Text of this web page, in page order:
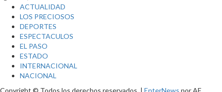
ACTUALIDAD
LOS PRECIOSOS
DEPORTES
ESPECTACULOS
EL PASO
ESTADO
INTERNACIONAL
NACIONAL